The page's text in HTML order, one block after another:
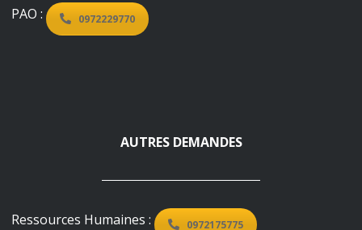
PAO : 0972229770
AUTRES DEMANDES
Ressources Humaines : 0972175775